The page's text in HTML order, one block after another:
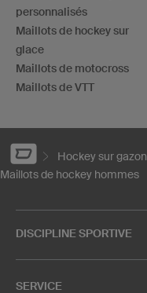
personnalisés
Maillots de hockey sur
glace
Maillots de motocross
Maillots de VTT
Hockey sur gazon
Maillots de hockey hommes
DISCIPLINE SPORTIVE
SERVICE